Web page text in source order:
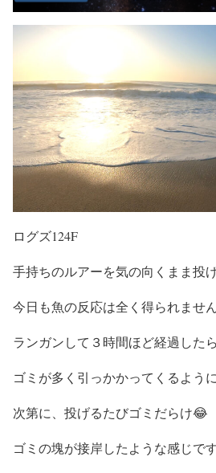
ログズ124F
手持ちのルアーを気の向くまま投
今日も魚の反応は全く得られませ
ランガンして３時間ほど経過したら
ゴミが多く引っかかってくるよう
次第に、投げるたびゴミだらけ😂
ゴミの塊が接岸したような感じで